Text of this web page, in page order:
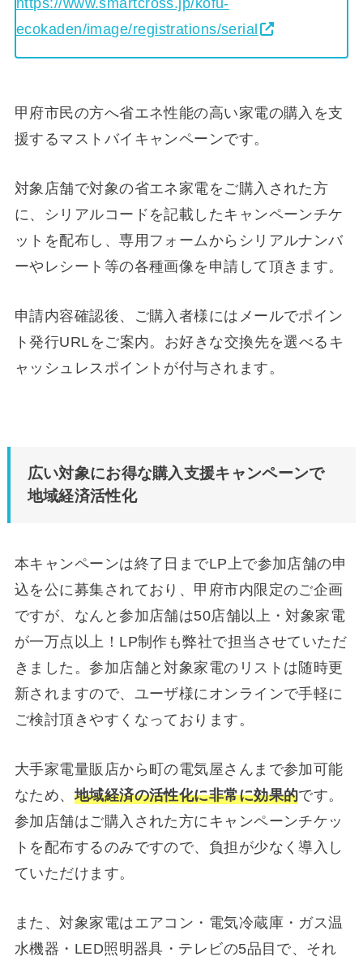
https://www.smartcross.jp/kofu-
ecokaden/image/registrations/serial
甲府市民の方へ省エネ性能の高い家電の購入を支
援するマストバイキャンペーンです。
対象店舗で対象の省エネ家電をご購入された方
に、シリアルコードを記載したキャンペーンチケ
ットを配布し、専用フォームからシリアルナンバ
ーやレシート等の各種画像を申請して頂きます。
申請内容確認後、ご購入者様にはメールでポイン
ト発行URLをご案内。お好きな交換先を選べるキ
ャッシュレスポイントが付与されます。
広い対象にお得な購入支援キャンペーンで
地域経済活性化
本キャンペーンは終了日までLP上で参加店舗の申
込を公に募集されており、甲府市内限定のご企画
ですが、なんと参加店舗は50店舗以上・対象家電
が一万点以上！LP制作も弊社で担当させていただ
きました。参加店舗と対象家電のリストは随時更
新されますので、ユーザ様にオンラインで手軽に
ご検討頂きやすくなっております。
大手家電量販店から町の電気屋さんまで参加可能
なため、地域経済の活性化に非常に効果的です。
参加店舗はご購入された方にキャンペーンチケッ
トを配布するのみですので、負担が少なく導入し
ていただけます。
また、対象家電はエアコン・電気冷蔵庫・ガス温
水機器・LED照明器具・テレビの5品目で、それ